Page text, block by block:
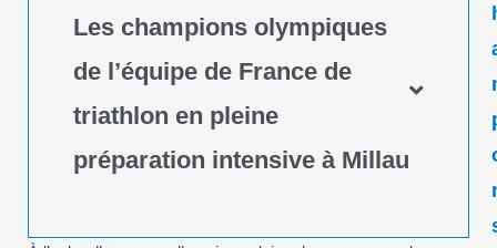
Les champions olympiques
de l’équipe de France de
triathlon en pleine
préparation intensive à Millau